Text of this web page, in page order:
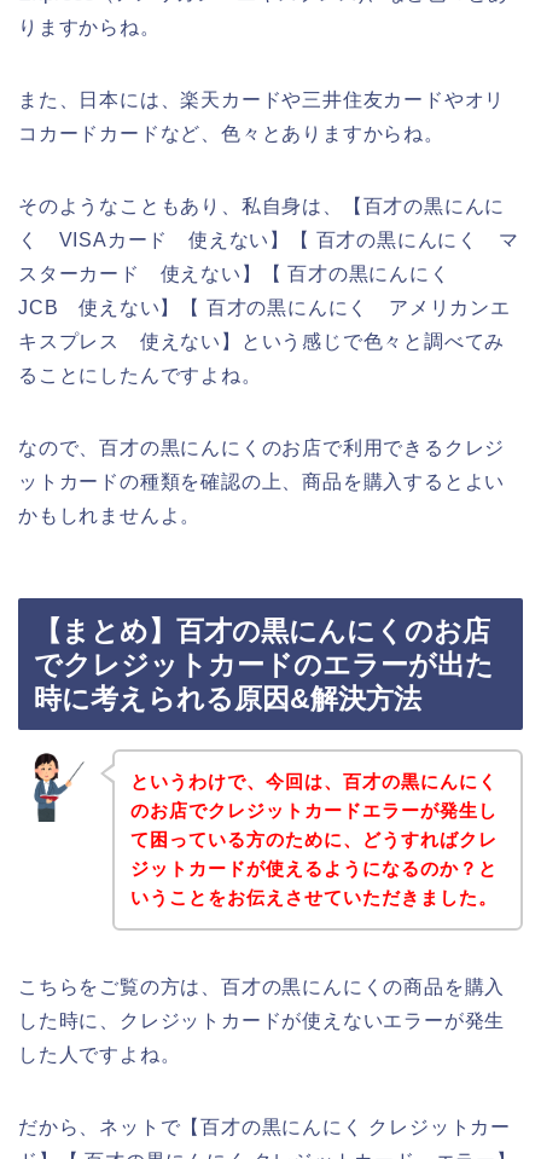
りますからね。
また、日本には、楽天カードや三井住友カードやオリ
コカードカードなど、色々とありますからね。
そのようなこともあり、私自身は、【百才の黒にんに
く VISAカード 使えない】【 百才の黒にんにく マ
スターカード 使えない】【 百才の黒にんにく
JCB 使えない】【 百才の黒にんにく アメリカンエ
キスプレス 使えない】という感じで色々と調べてみ
ることにしたんですよね。
なので、百才の黒にんにくのお店で利用できるクレジ
ットカードの種類を確認の上、商品を購入するとよい
かもしれませんよ。
【まとめ】百才の黒にんにくのお店
でクレジットカードのエラーが出た
時に考えられる原因&解決方法
というわけで、今回は、百才の黒にんにく
のお店でクレジットカードエラーが発生し
て困っている方のために、どうすればクレ
ジットカードが使えるようになるのか？と
いうことをお伝えさせていただきました。
こちらをご覧の方は、百才の黒にんにくの商品を購入
した時に、クレジットカードが使えないエラーが発生
した人ですよね。
だから、ネットで【百才の黒にんにく クレジットカー